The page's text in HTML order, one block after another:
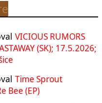
VICIOUS RUMORS
(SK); 17.5.2026;
Time Sprout
Bee (EP)